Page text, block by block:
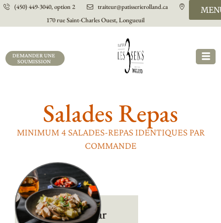
(450) 449-3040, option 2
traiteur@patisserierolland.ca
170 rue Saint-Charles Ouest, Longueuil
DEMANDER UNE
SOUMISSION
Salades Repas
MINIMUM 4 SALADES-REPAS IDENTIQUES PAR
COMMANDE
Salade de
Poulet César